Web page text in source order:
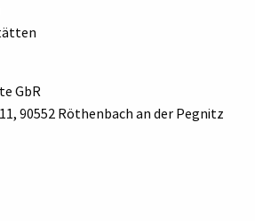
GbR
90552 Röthenbach an der Pegnitz